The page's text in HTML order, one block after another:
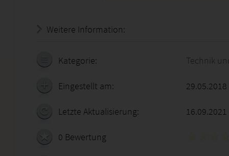
Weitere Information:
Kategorie: Technik
Eingestellt am:
Letzte Aktualisierung: 16.09.2021
0 Bewertung